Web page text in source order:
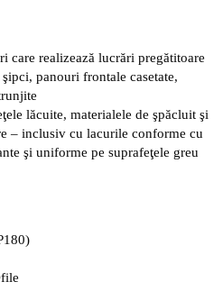
care realizează lucrări pregătitoare
panouri frontale casetate,
lăcuite, materialele de şpăcluit şi
– inclusiv cu lacurile conforme cu
şi uniforme pe suprafeţele greu